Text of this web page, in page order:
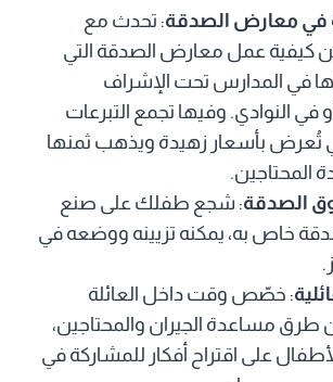
في معارض الصدقة: تحدث مع
كيفية عمل معارض الصدقة التي
في المدارس تحت الإشراف
في النوادي. وفيها تجمع التبرعات
تُعرض بأسعار زهيدة ويذهب ثمنها
المحتاجين.
الصدقة: شجع طفلك على صنع
خاص به، يمكنه تزيينه ووضعه في
: خصّص وقت داخل العائلة
طرق مساعدة الجيران والمحتاجين،
على اقتراح أفكار للمشاركة في